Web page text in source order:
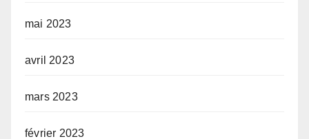
mai 2023
avril 2023
mars 2023
février 2023